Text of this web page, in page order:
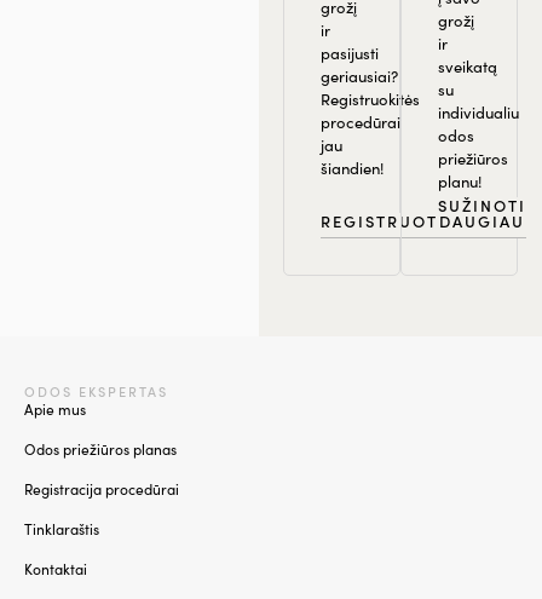
grožį
ir
pasijusti
geriausiai?
Registruokitės
procedūrai
jau
šiandien!
REGISTRUOTIS
grožį
ir
sveikatą
su
individualiu
odos
priežiūros
planu!
SUŽINOTI
DAUGIAU
ODOS EKSPERTAS
Apie mus
Odos priežiūros planas
Registracija procedūrai
Tinklaraštis
Kontaktai